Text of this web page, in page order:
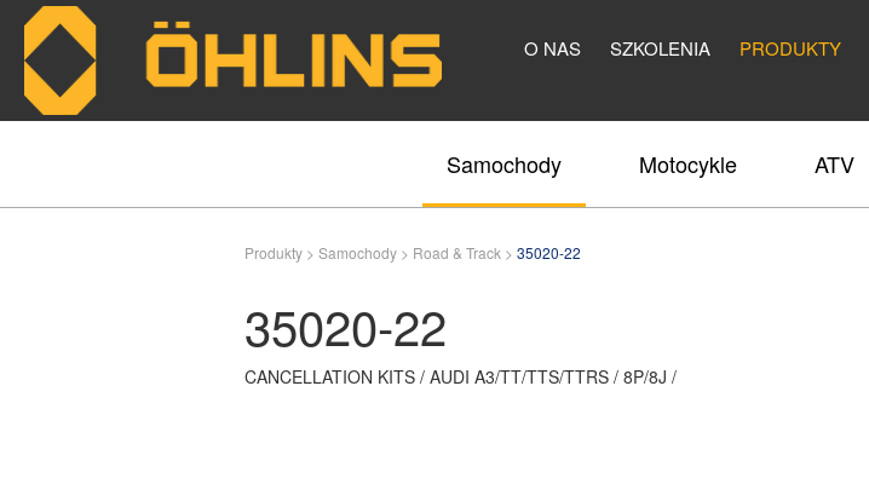
O NAS SZKOLENIA PRODUKTY
Samochody Motocykle ATV
Produkty > Samochody > Road & Track > 35020-22
35020-22
CANCELLATION KITS / AUDI A3/TT/TTS/TTRS / 8P/8J /